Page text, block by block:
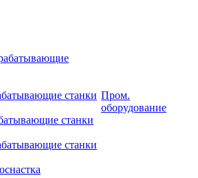
станки
станки
станки
Пром.
оборудование